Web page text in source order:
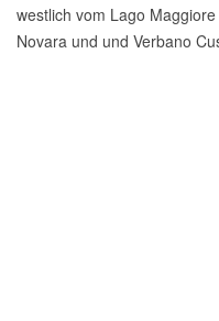
westlich vom Lago
Novara und und Verbano